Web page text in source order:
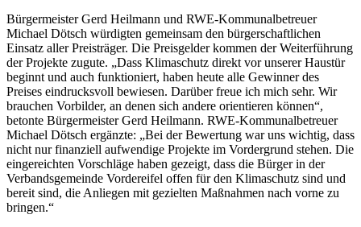
Bürgermeister Gerd Heilmann und RWE-Kommunalbetreuer
Michael Dötsch würdigten gemeinsam den bürgerschaftlichen
Einsatz aller Preisträger. Die Preisgelder kommen der Weiterführung
der Projekte zugute. „Dass Klimaschutz direkt vor unserer Haustür
beginnt und auch funktioniert, haben heute alle Gewinner des
Preises eindrucksvoll bewiesen. Darüber freue ich mich sehr. Wir
brauchen Vorbilder, an denen sich andere orientieren können“,
betonte Bürgermeister Gerd Heilmann. RWE-Kommunalbetreuer
Michael Dötsch ergänzte: „Bei der Bewertung war uns wichtig, dass
nicht nur finanziell aufwendige Projekte im Vordergrund stehen. Die
eingereichten Vorschläge haben gezeigt, dass die Bürger in der
Verbandsgemeinde Vordereifel offen für den Klimaschutz sind und
bereit sind, die Anliegen mit gezielten Maßnahmen nach vorne zu
bringen.“